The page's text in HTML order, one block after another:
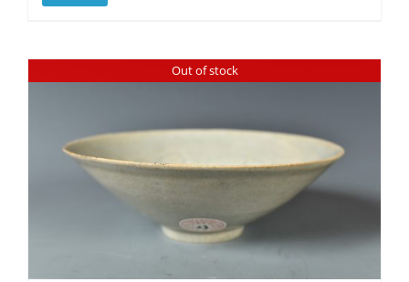
Out of stock